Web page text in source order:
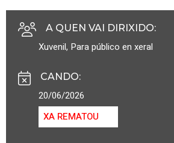
A QUEN VAI DIRIXIDO:
Xuvenil, Para público en xeral
CANDO:
20/06/2026
XA REMATOU